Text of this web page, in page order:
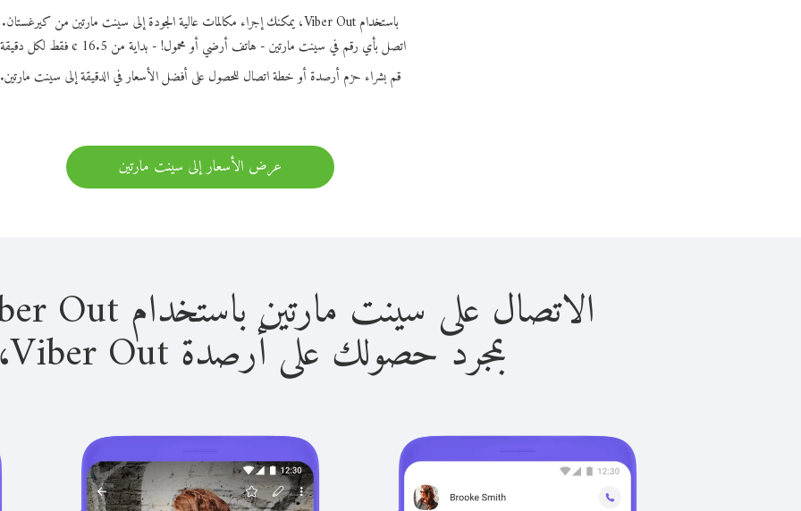
باستخدام Viber Out، يمكنك إجراء مكالمات عالية الجودة إلى سينت مارتين من كيرغستان.
اتصل بأي رقم في سينت مارتين - هاتف أرضي أو محمول! - بداية من 16.5 ¢ فقط لكل دقيقة.
قم بشراء حزم أرصدة أو خطة اتصال للحصول على أفضل الأسعار في الدقيقة إلى سينت مارتين.
عرض الأسعار إلى سينت مارتين
الاتصال على سينت مارتين باستخدام Viber Out سهل للغاية.
بمجرد حصولك على أرصدة Viber Out، يمكنك: